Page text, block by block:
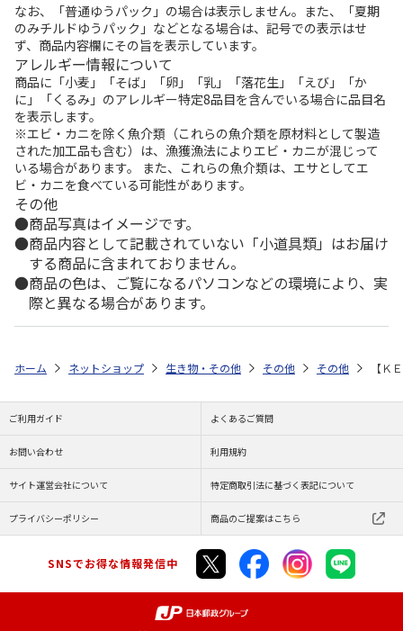
なお、「普通ゆうパック」の場合は表示しません。また、「夏期
のみチルドゆうパック」などとなる場合は、記号での表示はせ
ず、商品内容欄にその旨を表示しています。
アレルギー情報について
商品に「小麦」「そば」「卵」「乳」「落花生」「えび」「か
に」「くるみ」のアレルギー特定8品目を含んでいる場合に品目名
を表示します。
※エビ・カニを除く魚介類（これらの魚介類を原材料として製造
された加工品も含む）は、漁獲漁法によりエビ・カニが混じって
いる場合があります。 また、これらの魚介類は、エサとしてエ
ビ・カニを食べている可能性があります。
その他
商品写真はイメージです。
商品内容として記載されていない「小道具類」はお届け
する商品に含まれておりません。
商品の色は、ご覧になるパソコンなどの環境により、実
際と異なる場合があります。
ホーム ネットショップ 生き物・その他 その他 その他 【Ｋ
ご利用ガイド よくあるご質問
お問い合わせ 利用規約
サイト運営会社について 特定商取引法に基づく表記について
プライバシーポリシー 商品のご提案はこちら
SNSでお得な情報発信中